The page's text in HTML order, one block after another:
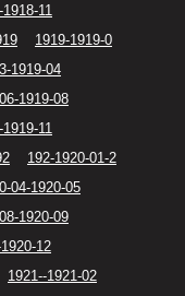
1918-11
1919-1919-0
1919-04
1919-08
1919-11
192-1920-01-2
04-1920-05
1920-09
12
1921--1921-02